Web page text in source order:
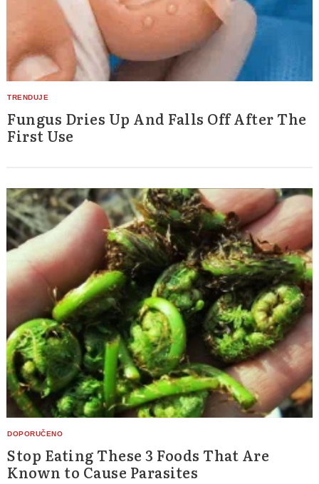
Fungus Dries Up And Falls Off After The
First Use
Stop Eating These 3 Foods That Are
Known to Cause Parasites